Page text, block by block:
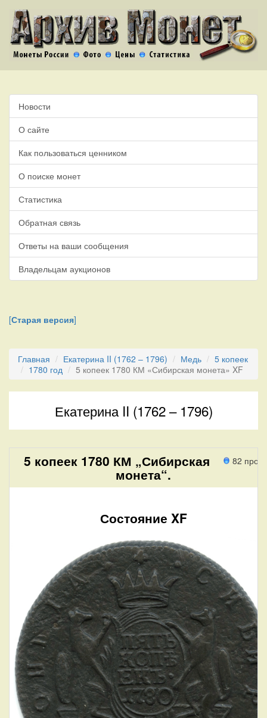
Новости
О сайте
Как пользоваться ценником
О поиске монет
Статистика
Обратная связь
Ответы на ваши сообщения
Владельцам аукционов
[Старая версия]
Главная Екатерина II (1762 – 1796) Медь
5 копеек
1780 год
5 копеек 1780 КМ «Сибирская монета» XF
Екатерина II (1762 – 1796)
82
5 копеек 1780 КМ „Сибирская
монета“.
Состояние XF